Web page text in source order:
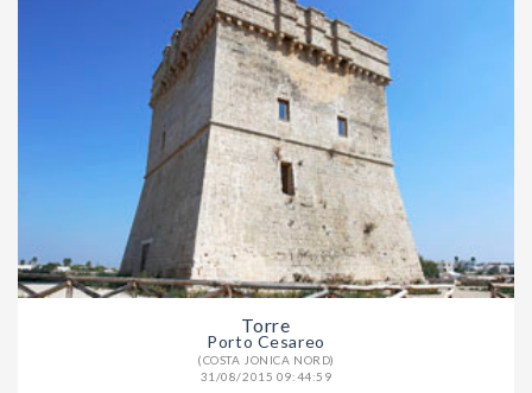
Torre
Porto Cesareo
(COSTA JONICA NORD)
31/08/2015 09:44:59